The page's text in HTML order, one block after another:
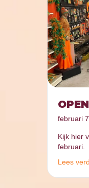
februari
Kijk hier
februari.
Lees